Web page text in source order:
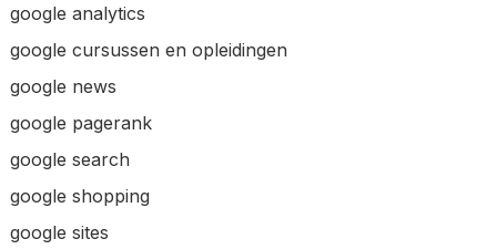
google analytics
google cursussen en opleidingen
google news
google pagerank
google search
google shopping
google sites